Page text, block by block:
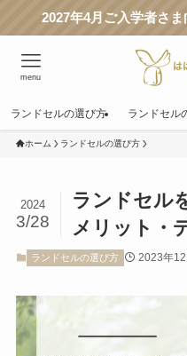
2027年4月ご入学者さ
menu
ランドセルの選び方 ランドセル
ホーム ランドセルの選び方
ランドセル
メリット・
2024
3/28
ランドセルの選び方 2023年12